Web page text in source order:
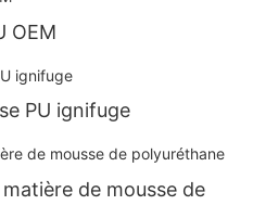
OEM
PU ignifuge
de mousse de